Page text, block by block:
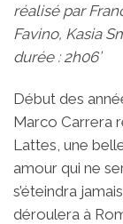
réalisé par
Favino, Kasia
durée : 2h06’
Début des
Marco Carrera
Lattes, une
amour qui ne
s’éteindra
déroulera à